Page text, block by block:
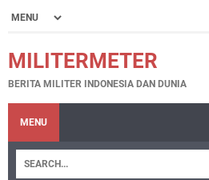
MILITERMETER
BERITA MILITER INDONESIA DAN DUNIA
MENU